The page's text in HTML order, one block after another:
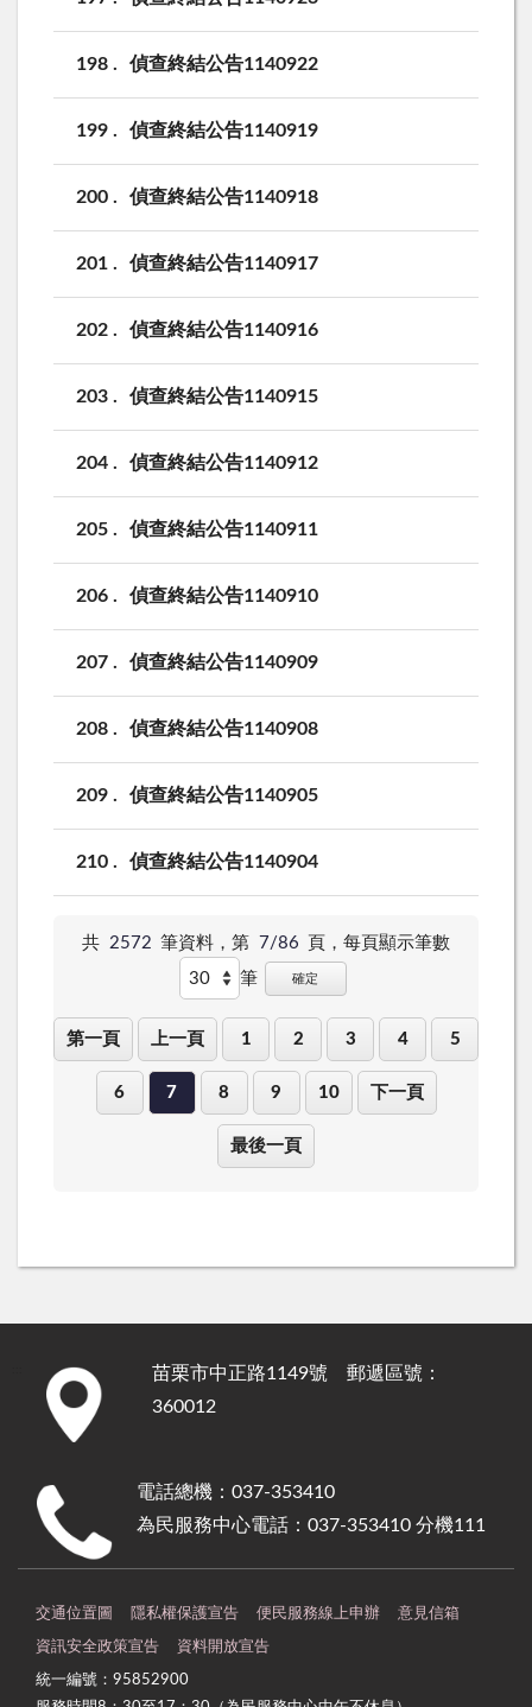
198 偵查終結公告1140922
199 偵查終結公告1140919
200 偵查終結公告1140918
201 偵查終結公告1140917
202 偵查終結公告1140916
203 偵查終結公告1140915
204 偵查終結公告1140912
205 偵查終結公告1140911
206 偵查終結公告1140910
207 偵查終結公告1140909
208 偵查終結公告1140908
209 偵查終結公告1140905
210 偵查終結公告1140904
共 2572 筆資料，第 7/86 頁， 每頁顯示筆數
筆
確定
第一頁 上一頁 1 2 3 4 5
6 7 8 9 10 下一頁
最後一頁
苗栗市中正路1149號 郵遞區號：
360012
電話總機：037-353410
為民服務中心電話：037-353410 分機111
交通位置圖 隱私權保護宣告 便民服務線上申辦 意見信箱
資訊安全政策宣告 資料開放宣告
統一編號：95852900